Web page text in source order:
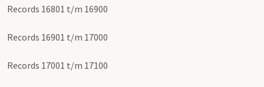
Records 16801 t/m 16900
Records 16901 t/m 17000
Records 17001 t/m 17100